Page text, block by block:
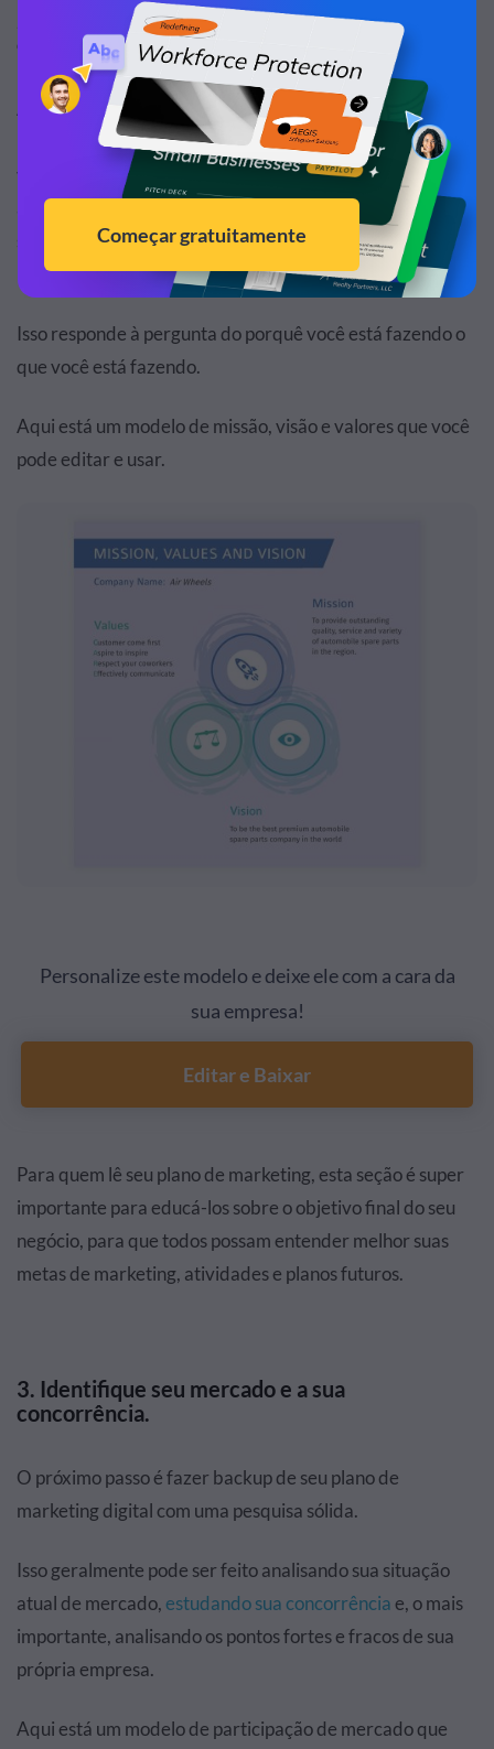
Declare a missão, visão e valores da sua
empresa.
Antes de mergulhar em todas as coisas envolvida na
parte prática do marketing, é uma boa ideia revisitar os
valores, a
visão e a missão
da sua empresa. Isso pode te
ajudar a colocar todas as informações importantes para
sua empresa dentro do seu plano de marketing e dar uma
boa perspectiva para elas.
Isso responde à pergunta do porquê você está fazendo o
que você está fazendo.
Aqui está um modelo de missão, visão e valores que você
pode editar e usar.
Personalize este modelo e deixe ele com a cara da
sua empresa!
Editar e Baixar
Para quem lê seu plano de marketing, esta seção é super
importante para educá-los sobre o objetivo final do seu
negócio, para que todos possam entender melhor suas
metas de marketing, atividades e planos futuros.
3. Identifique seu mercado e a sua
concorrência.
O próximo passo é fazer backup de seu plano de
marketing digital com uma pesquisa sólida.
Isso geralmente pode ser feito analisando sua situação
atual de mercado,estudando sua concorrência e, o mais
importante, analisando os pontos fortes e fracos de sua
própria empresa.
Aqui está um modelo de participação de mercado que